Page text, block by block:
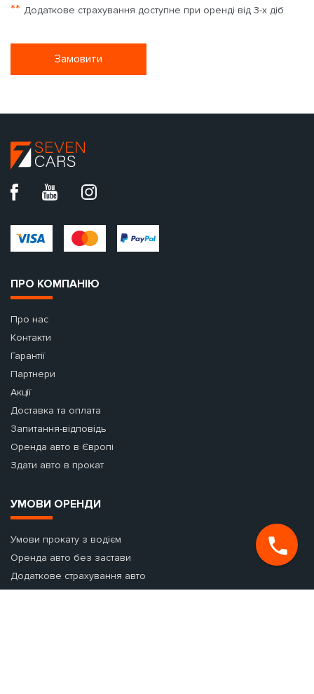
** Додаткове страхування доступне при оренді від 3-х діб
Замовити
ПРО КОМПАНІЮ
Про нас
Контакти
Гарантії
Партнери
Акції
Доставка та оплата
Запитання-відповідь
Оренда авто в Європі
Здати авто в прокат
УМОВИ ОРЕНДИ
Умови прокату з водієм
Оренда авто без застави
Додаткове страхування авто